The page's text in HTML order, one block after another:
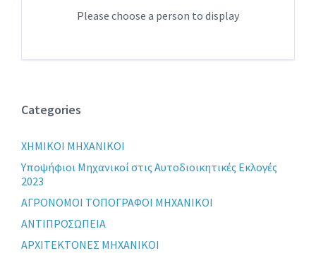
Please choose a person to display
Categories
XHMIKOI MHXANIKOI
Yποψήφιοι Μηχανικοί στις Αυτοδιοικητικές Εκλογές
2023
ΑΓΡΟΝΟΜΟΙ ΤΟΠΟΓΡΑΦΟΙ ΜΗΧΑΝΙΚΟΙ
ΑΝΤΙΠΡΟΣΩΠΕΙΑ
ΑΡΧΙΤΕΚΤΟΝΕΣ ΜΗΧΑΝΙΚΟΙ